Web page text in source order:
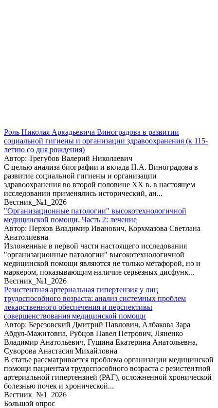
Роль Николая Аркадьевича Виноградова в развитии
социальной гигиены и организации здравоохранения (к 115-
летию со дня рождения)
Автор: Трегубов Валерий Николаевич
С целью анализа биографии и вклада Н.А. Виноградова в
развитие социальной гигиены и организации
здравоохранения во второй половине XX в. в настоящем
исследовании применялись исторический, ан...
Вестник_№1_2026
"Организационные патологии" высокотехнологичной
медицинской помощи. Часть 2: лечение
Автор: Перхов Владимир Иванович, Корхмазова Светлана
Анатолиевна
Изложенные в первой части настоящего исследования
"организационные патологии" высокотехнологичной
медицинской помощи являются не только метафорой, но и
маркером, показывающим наличие серьезных дисфунк...
Вестник_№1_2026
Резистентная артериальная гипертензия у лиц
трудоспособного возраста: анализ системных проблем
лекарственного обеспечения и перспективы
совершенствования медицинской помощи
Автор: Березовский Дмитрий Павлович, Албакова Зара
Абдул-Мажитовна, Рубцов Павел Петрович, Ляненко
Владимир Анатольевич, Гущина Екатерина Анатольевна,
Суворова Анастасия Михайловна
В статье рассматривается проблема организации медицинской
помощи пациентам трудоспособного возраста с резистентной
артериальной гипертензией (РАГ), осложненной хронической
болезнью почек и хронической...
Вестник_№1_2026
Большой опрос